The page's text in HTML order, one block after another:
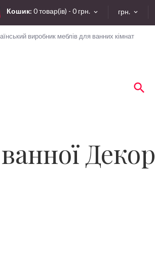
грн.
Кошик: 0 товар(ів) - 0 грн.
виробник меблів для ванних кімнат
Декор